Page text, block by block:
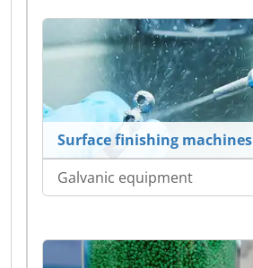
Surface finishing machines
Galvanic equipment